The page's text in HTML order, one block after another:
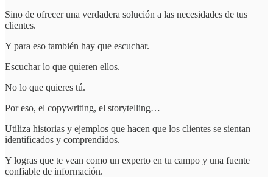
Sino de ofrecer una verdadera solución a las necesidades de tus
clientes.
Y para eso también hay que escuchar.
Escuchar lo que quieren ellos.
No lo que quieres tú.
Por eso, el copywriting, el storytelling…
Utiliza historias y ejemplos que hacen que los clientes se sientan
identificados y comprendidos.
Y logras que te vean como un experto en tu campo y una fuente
confiable de información.